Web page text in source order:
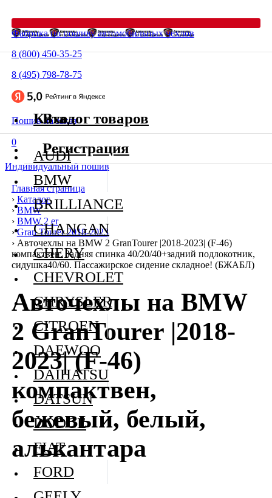
Фабрика по пошиву автомобильных чехлов
8 (800) 450-35-25
8 (495) 798-78-75
Пошив на заказ
0
Индивидуальный пошив
Главная страница
› Каталог
› BMW
› BMW 2 er
› Gran Tourer 2018-2023
› Авточехлы на BMW 2 GranTourer |2018-2023| (F-46)
компактвен. Задняя спинка 40/20/40+задний подлокотник,
сидушка40/60. Пассажирское сидение складное! (БЖАБЛ)
Авточехлы на BMW
2 GranTourer |2018-
2023| (F-46)
компактвен,
бежевый, белый,
алькантара
Каталог товаров
AUDI
BMW
BRILLIANCE
CHANGAN
CHERY
CHEVROLET
CHRYSLER
CITROEN
DAEWOO
DAIHATSU
DATSUN
DODGE
FIAT
FORD
Вход
Регистрация